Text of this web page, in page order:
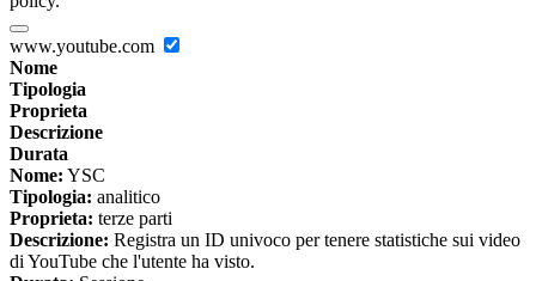
www.youtube.com
Nome
Tipologia
Proprieta
Descrizione
Durata
Nome: YSC
Tipologia: analitico
Proprieta: terze parti
Descrizione: Registra un ID univoco per tenere statistiche sui video
di YouTube che l'utente ha visto.